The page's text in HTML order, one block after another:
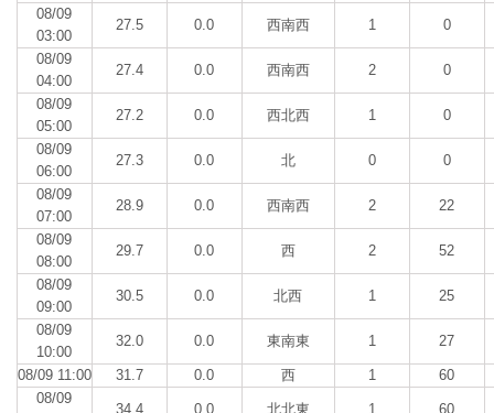
08/09
03:00
27.5 0.0 西南西 1 0
08/09
04:00
27.4 0.0 西南西 2 0
08/09
05:00
27.2 0.0 西北西 1 0
08/09
06:00
27.3 0.0 北 0 0
08/09
07:00
28.9 0.0 西南西 2 22
08/09
08:00
29.7 0.0 西 2 52
08/09
09:00
30.5 0.0 北西 1 25
08/09
10:00
32.0 0.0 東南東 1 27
08/09 11:00 31.7 0.0 西 1
60
08/09
34.4 0.0 北北東 1 60